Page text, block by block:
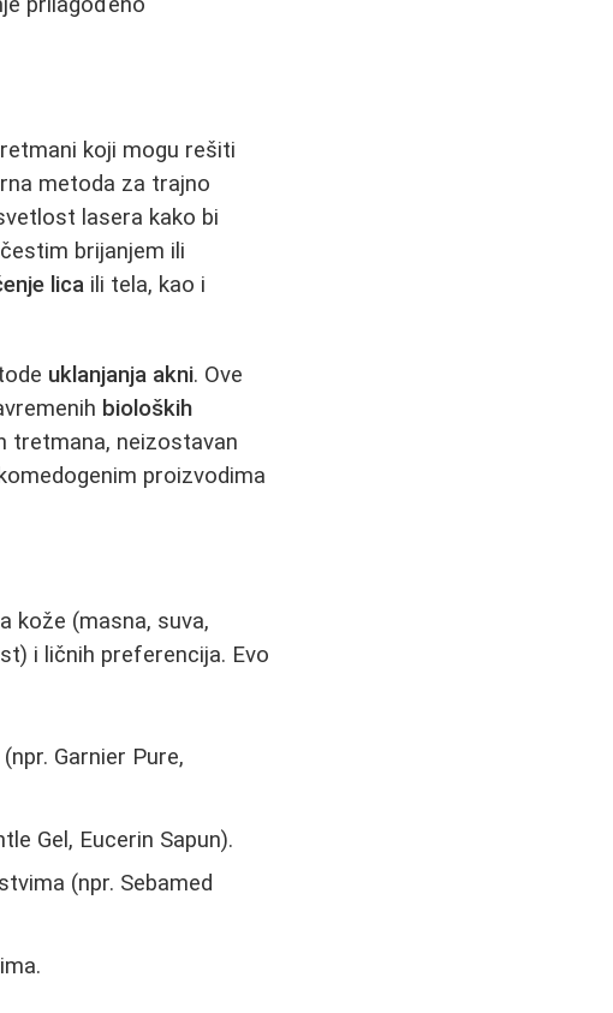
koji mogu rešiti
metoda za trajno
lasera kako bi
brijanjem ili
lica ili tela, kao i
uklanjanja akni. Ove
bioloških
tretmana, neizostavan
proizvodima
kože (masna, suva,
i ličnih preferencija. Evo
Garnier Pure,
Gel, Eucerin Sapun).
(npr. Sebamed